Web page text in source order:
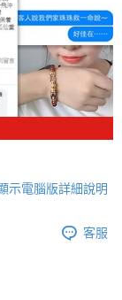
示電腦版詳細說明
客服